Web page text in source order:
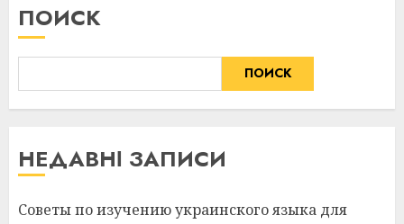
ПОИСК
ПОИСК
НЕДАВНІ ЗАПИСИ
Советы по изучению украинского языка для